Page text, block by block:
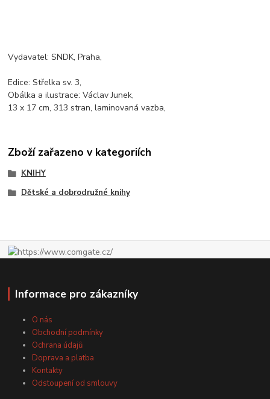
Vydavatel: SNDK, Praha,
Edice: Střelka sv. 3,
Obálka a ilustrace: Václav Junek,
13 x 17 cm, 313 stran, laminovaná vazba,
Zboží zařazeno v kategoriích
KNIHY
Dětské a dobrodružné knihy
Informace pro zákazníky
O nás
Obchodní podmínky
Ochrana údajů
Doprava a platba
Kontakty
Odstoupení od smlouvy